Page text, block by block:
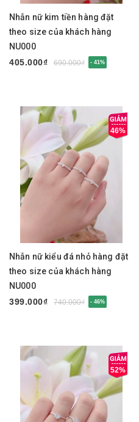
Nhẫn nữ kim tiền hàng đặt
theo size của khách hàng
NU000
405.000₫
690.000₫ - 41%
46%
Nhẫn nữ kiểu đá nhỏ hàng đặt
theo size của khách hàng
NU000
399.000₫
740.000₫ - 46%
52%